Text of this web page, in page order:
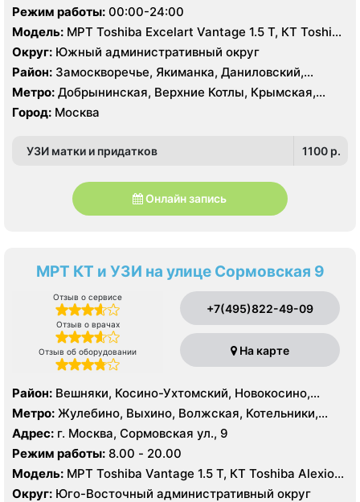
Тульская, Шаболовская
Режим работы: 00:00-24:00
Модель: МРТ Toshiba Excelart Vantage 1.5 Т, КТ Toshiba
Aquilion PRIME 160 срезов, УЗИ
Округ: Южный административный округ
Район: Замоскворечье, Якиманка, Даниловский,
Донской
Метро: Добрынинская, Верхние Котлы, Крымская,
Ленинский проспект, Новокузнецкая, Октябрьская,
Павелецкая, Полянка, Серпуховская, Третьяковская,
Город: Москва
УЗИ матки и придатков 1100 p.
Онлайн запись
МРТ КТ и УЗИ на улице Сормовская 9
Отзыв о сервисе
Отзыв о врачах
Отзыв об оборудовании
+7(495)822-49-09
На карте
Район: Вешняки, Косино-Ухтомский, Новокосино,
Выхино-Жулебино, Кузьминки, Люблино, Некрасовка,
Печатники
Метро: Жулебино, Выхино, Волжская, Котельники,
Кузьминки, Нижегородская, Новогиреево, Печатники,
Рязанский проспект, Текстильщики, Косино,
Лухмановская, Окская, Улица Дмитриевского, Юго-
Восточная, Некрасовка
Адрес: г. Москва, Сормовская ул., 9
Режим работы: 8.00 - 20.00
Модель: МРТ Toshiba Vantage 1.5 Т, КТ Toshiba Alexion
16 срезов, УЗИ
Округ: Юго-Восточный административный округ